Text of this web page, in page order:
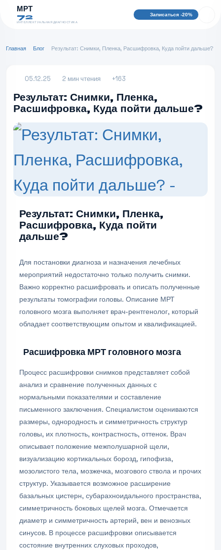
МРТ
72
ИНТЕЛЛЕКТУАЛЬНАЯ ДИАГНОСТИКА
Записаться -20%
Главная Блог Результат: Снимки, Пленка, Расшифровка, Куда пойти дальше?
05.12.25 2 мин чтения +163
Результат: Снимки, Пленка,
Расшифровка, Куда пойти дальше?
Результат: Снимки, Пленка,
Расшифровка, Куда пойти
дальше?
Для постановки диагноза и назначения лечебных
мероприятий недостаточно только получить снимки.
Важно корректно расшифровать и описать полученные
результаты томографии головы. Описание МРТ
головного мозга выполняет врач-рентгенолог, который
обладает соответствующим опытом и квалификацией.
Расшифровка МРТ головного мозга
Процесс расшифровки снимков представляет собой
анализ и сравнение полученных данных с
нормальными показателями и составление
письменного заключения. Специалистом оцениваются
размеры, однородность и симметричность структур
головы, их плотность, контрастность, оттенок. Врач
описывает положение межполушарной щели,
визуализацию кортикальных борозд, гипофиза,
мозолистого тела, мозжечка, мозгового ствола и прочих
структур. Указывается возможное расширение
базальных цистерн, субарахноидального пространства,
симметричность боковых щелей мозга. Отмечается
диаметр и симметричность артерий, вен и венозных
синусов. В процессе расшифровки описывается
состояние внутренних слуховых проходов,